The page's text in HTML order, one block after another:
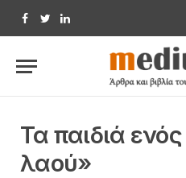
Facebook
TwitterLinkedIn
Τα παιδιά
λαού»